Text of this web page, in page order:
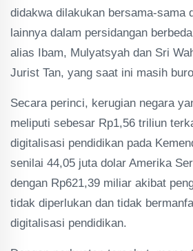
didakwa dilakukan bersama-sama
lainnya dalam persidangan
alias Ibam, Mulyatsyah dan Sri
Jurist Tan, yang saat ini masih
Secara perinci, kerugian negara
meliputi sebesar Rp1,56 triliun
digitalisasi pendidikan pada
senilai 44,05 juta dolar Amerika
dengan Rp621,39 miliar akibat
tidak diperlukan dan tidak
digitalisasi pendidikan.